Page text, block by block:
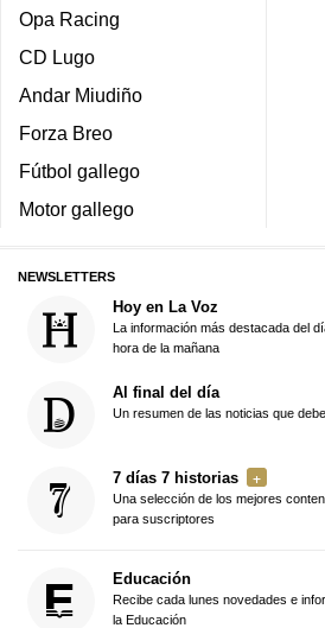
Opa Racing
CD Lugo
Andar Miudiño
Forza Breo
Fútbol gallego
Motor gallego
NEWSLETTERS
Hoy en La Voz
La información más destacada del
hora de la mañana
Al final del día
Un resumen de las noticias que
7 días 7 historias
Una selección de los mejores
para suscriptores
Educación
Recibe cada lunes novedades e
la Educación